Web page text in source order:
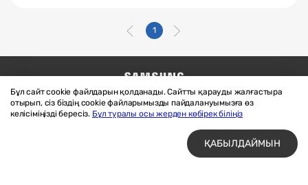
Бұл сайт cookie файлдарын қолданады. Сайтты қарауды жалғастыра
отырып, сіз біздің cookie файларымызды пайдалануымызға өз
келісіміңізді бересіз. Бұл туралы осы жерден көбірек біліңіз
ҚАБЫЛДАЙМЫН
1
Бізге жазыңыз
SAMSUNG.COM
Материалдарды пайдалану шарттары